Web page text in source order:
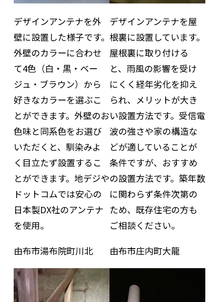
デザインアンテナを外
壁に設置した様子です。
外壁のカラーに合わせ
て4色（白・黒・ベー
ジュ・ブラウン）から
好きなカラーを選ぶこ
とができます。外壁のお
色味と同系色をお選び
いただくと、馴染みよ
く目立たず設置するこ
とができます。地デジや
ドットコムでは安心の
日本製DX社のアンテナ
を使用。
デザインアンテナを屋
根裏に設置しています。
屋根裏に取り付ける
と、雨風の影響を受け
にくく経年劣化を抑え
られ、メリットが大き
い設置方法です。受信電
波の強さや家の構造な
どが適していることが
条件ですが、おすすめ
の設置方法です。築年数
に関わらず条件次第の
ため、既存住宅の方も
ご相談ください。
由布市湯布院町川北
由布市庄内町大龍